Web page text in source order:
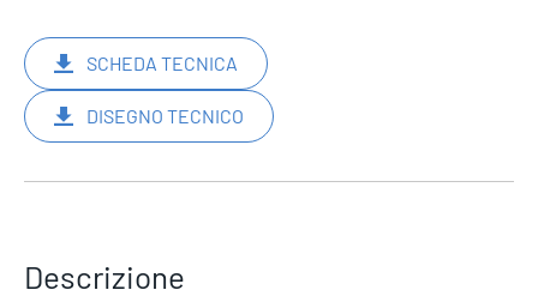
SCHEDA TECNICA
DISEGNO TECNICO
Descrizione